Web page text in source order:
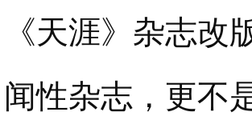
《天涯》杂志
闻性杂志，更不